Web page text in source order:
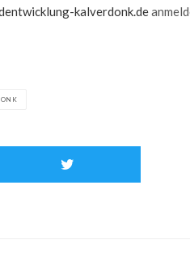
kalverdonk.de